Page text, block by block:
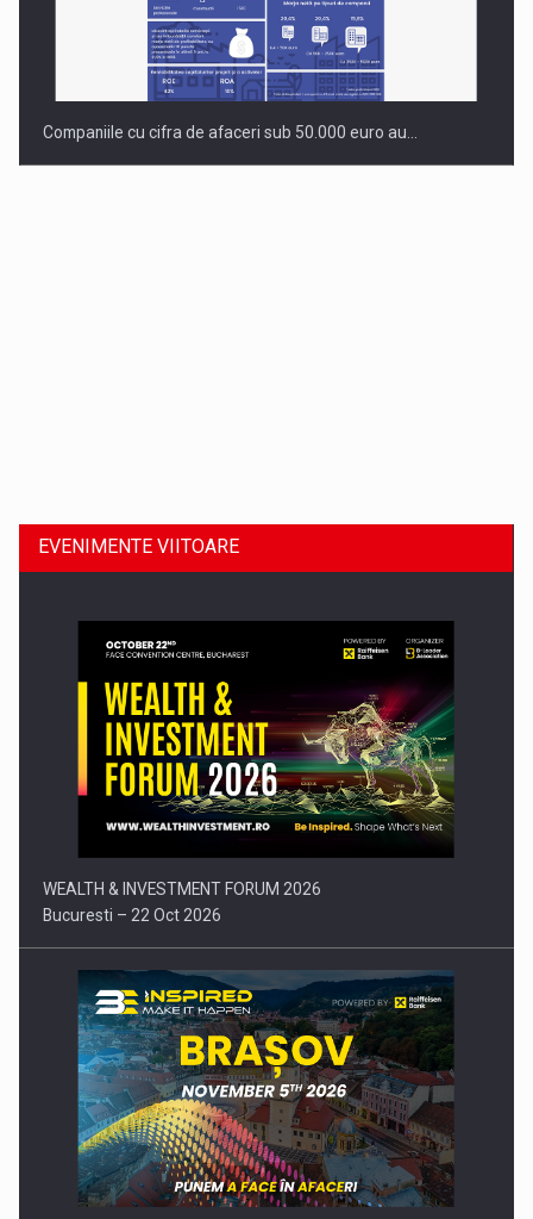
Companiile cu cifra de afaceri sub 50.000 euro au…
Comunicat de presa: Joburile part-time reincep sa intre pe…
EVENIMENTE VIITOARE
WEALTH & INVESTMENT FORUM 2026
Bucuresti – 22 Oct 2026